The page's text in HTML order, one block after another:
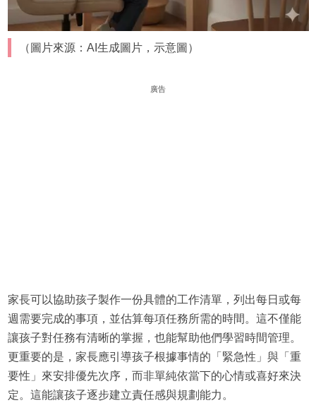
（圖片來源：AI生成圖片，示意圖）
廣告
家長可以協助孩子製作一份具體的工作清單，列出每日或每
週需要完成的事項，並估算每項任務所需的時間。這不僅能
讓孩子對任務有清晰的掌握，也能幫助他們學習時間管理。
更重要的是，家長應引導孩子根據事情的「緊急性」與「重
要性」來安排優先次序，而非單純依當下的心情或喜好來決
定。這能讓孩子逐步建立責任感與規劃能力。